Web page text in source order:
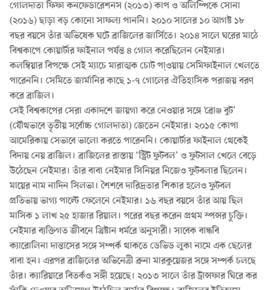
গোলদাতা ফিফা কনফেডারেশনস (২০১৩) কাপ ও অলিম্পিকে সোনা
(২০১৬) ছাড়া বড় কোনো সাফল্য পাননি। ২০১০ সালের ১০ আগষ্ট ১৮
বছর বয়সে তাঁর অভিষেক ঘটে ব্রাজিলের জার্সিতে। ২০১৪ সালে ঘরের মাঠে
বিশ্বকাপে কোয়ার্টার ফাইনাল পর্যন্ত ৪ গোল করেছিলেন নেইমার।
কলম্বিয়ার বিপক্ষে সেই ম্যাচে মারাত্মক চোট পা্ওয়ায় সেমিফাইনাল খেলতে
পারেননি। সেমিতে জার্মানির কাছে ১-৭ গোলের ঐতিহাসিক পরাজয় বরণ
করে ব্রাজিল।
সেই বিশ্বকাপের সেরা একাদশে জায়গা করে নেওয়ার সঙ্গে ‘ব্রোঞ্জ বুট’
(যৌথভাবে তৃতীয় সর্বোচ্চ গোলদাতা) জেতেন নেইমার। ২০১৫ কোপা
আমেরিকায় সেভাবে ভালো করতে পারেননি। কোয়ার্টার ফাইনাল থেকেই
বিদায় নেয় ব্রাজিল। ব্রাজিলের রাস্তায় ‘স্ট্রিট ফুটবল’ ও ফুটসাল খেলে বেড়ে
উঠেছেন নেইমার। তাঁর বাবা নেইমার সিনিয়র নিজেও ফুটবলার ছিলেন।
মায়ের নাম নাদিন সিলভা। শৈশবে দারিদ্রতার শিকার হলেও ফুটবল
প্রতিভায় ভাগ্য পাল্টে ফেলেনে নেইমার। ১৬ বছর বয়সে তাঁর আয় ছিল
মাসিক ১ লাখ ২৫ হাজার রিয়াল। পরের বছর করেন প্রথম স্পন্সর চুক্তি।
নেইমার ব্যক্তিগত জীবনে খ্রিষ্টান ধর্মরে অনুসারী। সাবেক বান্ধবি
ক্যারোলিনা দান্তাসের সঙ্গে সম্পর্ক থাকতে ডেভিড লুকা নামে এক ছেলের
বাবা হন। এরপর ব্রাজিলের অভিনেত্রী ব্রুনা মারকুয়েজর সঙ্গে সম্পর্ক চলছে
তাঁর। ক্যারিয়ারে বিতর্কও সঙ্গী হয়েছে। ২০১৩ সালে তাঁর ট্রান্সফার ঘিরে কর